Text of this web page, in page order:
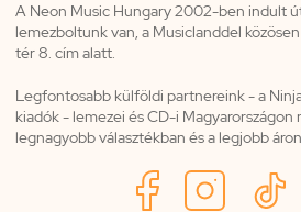
A Neon Music Hungary 2002-ben indult
lemezboltunk van, a Musiclanddel
tér 8. cím alatt.
Legfontosabb külföldi partnereink - a
kiadók - lemezei és CD-i Magyarországon
legnagyobb választékban és a legjobb